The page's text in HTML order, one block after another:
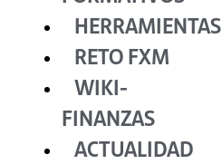
HERRAMIENTAS
RETO FXM
WIKI-
FINANZAS
ACTUALIDAD